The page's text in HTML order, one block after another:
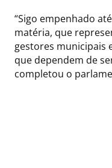
“Sigo empenhado
matéria, que
gestores municipais
que dependem de
completou o